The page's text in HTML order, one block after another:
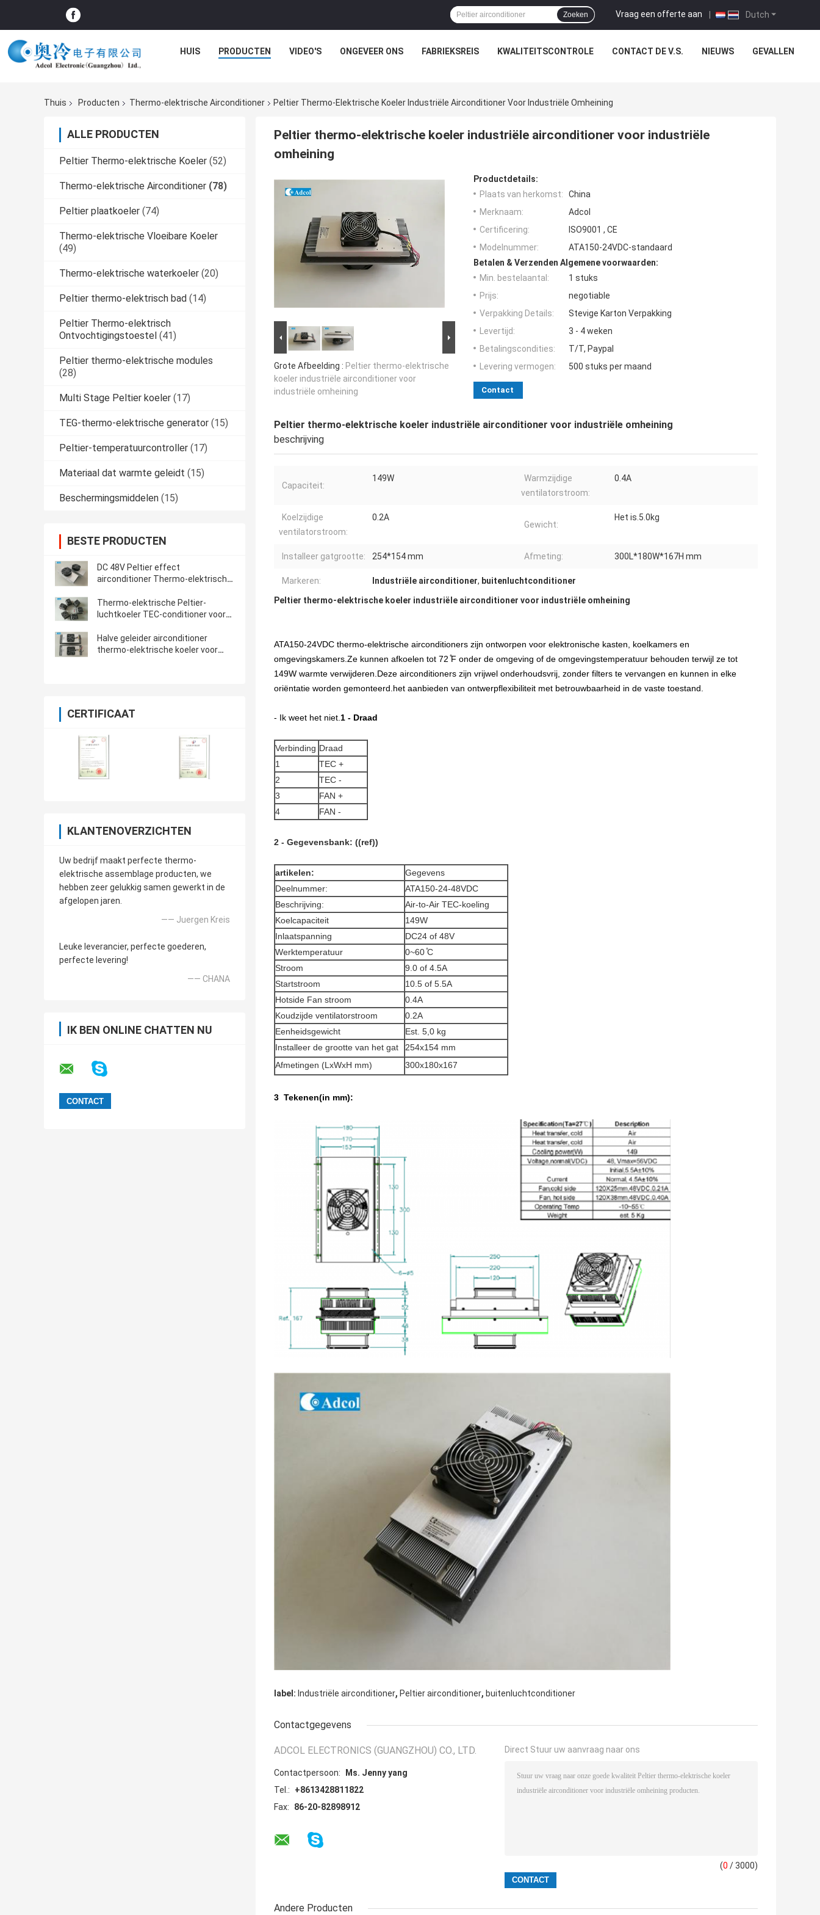
Dutch
Vraag een offerte aan |
Zoeken
HUIS PRODUCTEN VIDEO'S ONGEVEER ONS FABRIEKSREIS KWALITEITSCONTROLE CONTACT DE V.S. NIEUWS GEVALLEN
Thuis Producten Thermo-elektrische Airconditioner Peltier Thermo-Elektrische Koeler Industriële Airconditioner Voor Industriële Omheining
ALLE PRODUCTEN
Peltier Thermo-elektrische Koeler (52)
Thermo-elektrische Airconditioner (78)
Peltier plaatkoeler (74)
Thermo-elektrische Vloeibare Koeler
(49)
Thermo-elektrische waterkoeler (20)
Peltier thermo-elektrisch bad (14)
Peltier Thermo-elektrisch
Ontvochtigingstoestel (41)
Peltier thermo-elektrische modules
(28)
Multi Stage Peltier koeler (17)
TEG-thermo-elektrische generator (15)
Peltier-temperatuurcontroller (17)
Materiaal dat warmte geleidt (15)
Beschermingsmiddelen (15)
BESTE PRODUCTEN
DC 48V Peltier effect
airconditioner Thermo-elektrische
Thermo-elektrische Peltier-
luchtkoeler TEC-conditioner voor
Halve geleider airconditioner
thermo-elektrische koeler voor
CERTIFICAAT
KLANTENOVERZICHTEN
Uw bedrijf maakt perfecte thermo-
elektrische assemblage producten, we
hebben zeer gelukkig samen gewerkt in de
afgelopen jaren.
—— Juergen Kreis
Leuke leverancier, perfecte goederen,
perfecte levering!
—— CHANA
IK BEN ONLINE CHATTEN NU
Peltier thermo-elektrische koeler industriële airconditioner voor industriële
omheining
Grote Afbeelding : Peltier thermo-elektrische
koeler industriële airconditioner voor
industriële omheining
Productdetails:
Plaats van herkomst:
China
Merknaam:
Adcol
Certificering:
ISO9001 , CE
Modelnummer:
ATA150-24VDC-standaard
Betalen & Verzenden Algemene voorwaarden:
Min. bestelaantal:
1 stuks
Prijs:
negotiable
Verpakking Details:
Stevige Karton Verpakking
Levertijd:
3 - 4 weken
Betalingscondities:
T/T, Paypal
Levering vermogen:
500 stuks per maand
Contact
Peltier thermo-elektrische koeler industriële airconditioner voor industriële omheining
beschrijving
Capaciteit:
149W
Warmzijdige
ventilatorstroom:
0.4A
Koelzijdige
ventilatorstroom:
0.2A
Gewicht:
Het is.5.0kg
Installeer gatgrootte: 254*154 mm Afmeting: 300L*180W*167H mm
Markeren: Industriële airconditioner, buitenluchtconditioner
Peltier thermo-elektrische koeler industriële airconditioner voor industriële omheining
ATA150-24VDC thermo-elektrische airconditioners zijn ontworpen voor elektronische kasten, koelkamers en
omgevingskamers.Ze kunnen afkoelen tot 72 ̊F onder de omgeving of de omgevingstemperatuur behouden terwijl ze tot
149W warmte verwijderen.Deze airconditioners zijn vrijwel onderhoudsvrij, zonder filters te vervangen en kunnen in elke
oriëntatie worden gemonteerd.het aanbieden van ontwerpflexibiliteit met betrouwbaarheid in de vaste toestand.
- Ik weet het niet.1 - Draad
Verbinding Draad
1
TEC +
2
TEC -
3
FAN +
4
FAN -
2 - Gegevensbank: ((ref))
artikelen:
Gegevens
Deelnummer:
ATA150-24-48VDC
Beschrijving:
Air-to-Air TEC-koeling
Koelcapaciteit
149W
Inlaatspanning
DC24 of 48V
Werktemperatuur
0~60 ̊C
Stroom
9.0 of 4.5A
Startstroom
10.5 of 5.5A
Hotside Fan stroom
0.4A
Koudzijde ventilatorstroom
0.2A
Eenheidsgewicht
Est. 5,0 kg
Installeer de grootte van het gat
254x154 mm
Afmetingen (LxWxH mm)
300x180x167
3 ️ Tekenen(in mm):
label: Industriële airconditioner, Peltier airconditioner, buitenluchtconditioner
Contactgegevens
ADCOL ELECTRONICS (GUANGZHOU) CO., LTD.
Contactpersoon:
Ms. Jenny yang
Tel.:
+8613428811822
Fax:
86-20-82898912
Direct Stuur uw aanvraag naar ons
(0 / 3000)
Andere Producten